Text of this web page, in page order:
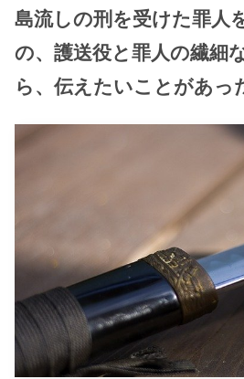
島流しの刑を受けた罪人
の、護送役と罪人の繊細
ら、伝えたいことがあっ